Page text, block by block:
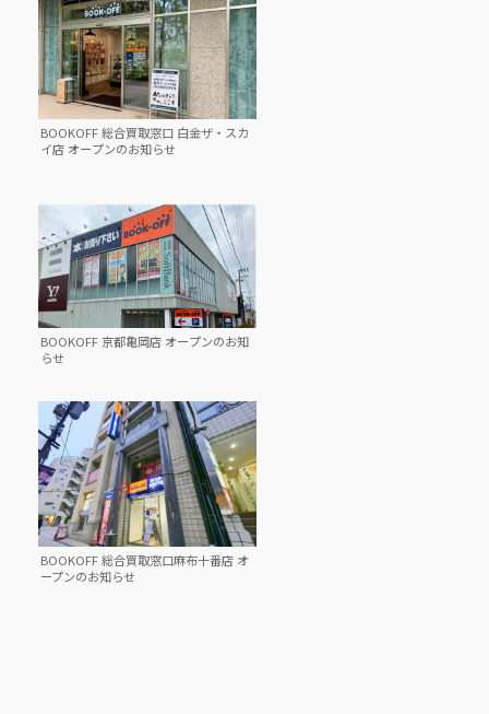
BOOKOFF 総合買取窓口 白金ザ・スカ
イ店 オープンのお知らせ
BOOKOFF 京都亀岡店 オープンのお知
らせ
BOOKOFF 総合買取窓口麻布十番店 オ
ープンのお知らせ